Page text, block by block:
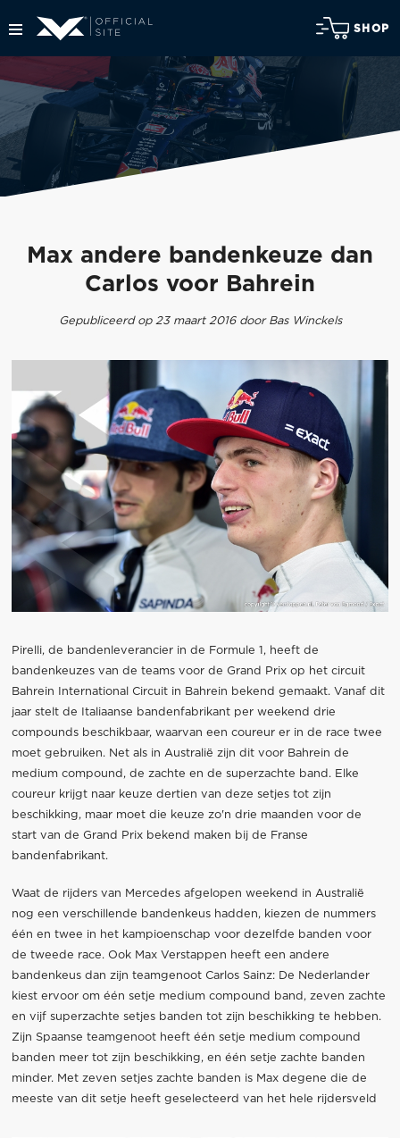
SHOP
Max andere bandenkeuze dan
Carlos voor Bahrein
Gepubliceerd op 23 maart 2016 door Bas Winckels
Pirelli, de bandenleverancier in de Formule 1, heeft de
bandenkeuzes van de teams voor de Grand Prix op het circuit
Bahrein International Circuit in Bahrein bekend gemaakt. Vanaf dit
jaar stelt de Italiaanse bandenfabrikant per weekend drie
compounds beschikbaar, waarvan een coureur er in de race twee
moet gebruiken. Net als in Australië zijn dit voor Bahrein de
medium compound, de zachte en de superzachte band. Elke
coureur krijgt naar keuze dertien van deze setjes tot zijn
beschikking, maar moet die keuze zo'n drie maanden voor de
start van de Grand Prix bekend maken bij de Franse
bandenfabrikant.
Waat de rijders van Mercedes afgelopen weekend in Australië
nog een verschillende bandenkeus hadden, kiezen de nummers
één en twee in het kampioenschap voor dezelfde banden voor
de tweede race. Ook Max Verstappen heeft een andere
bandenkeus dan zijn teamgenoot Carlos Sainz: De Nederlander
kiest ervoor om één setje medium compound band, zeven zachte
en vijf superzachte setjes banden tot zijn beschikking te hebben.
Zijn Spaanse teamgenoot heeft één setje medium compound
banden meer tot zijn beschikking, en één setje zachte banden
minder. Met zeven setjes zachte banden is Max degene die de
meeste van dit setje heeft geselecteerd van het hele rijdersveld